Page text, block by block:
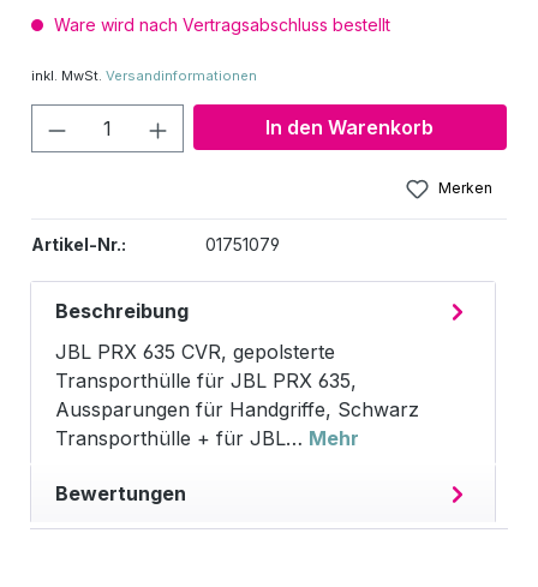
Ware wird nach Vertragsabschluss bestellt
inkl. MwSt. Versandinformationen
Produkt Anzahl: Gib den
In den Warenkorb
Merken
Artikel-Nr.: 01751079
Beschreibung
JBL PRX 635 CVR, gepolsterte
Transporthülle für JBL PRX 635,
Aussparungen für Handgriffe, Schwarz
Transporthülle + für JBL… Mehr
Bewertungen